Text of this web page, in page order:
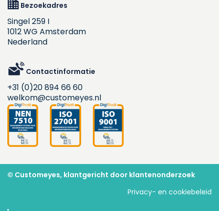
Bezoekadres
Singel 259 I
1012 WG Amsterdam
Nederland
Contactinformatie
+31 (0)20 894 66 60
welkom@customeyes.nl
© Customeyes, klantgericht door klantenonderzoek
Privacy- en cookiebeleid